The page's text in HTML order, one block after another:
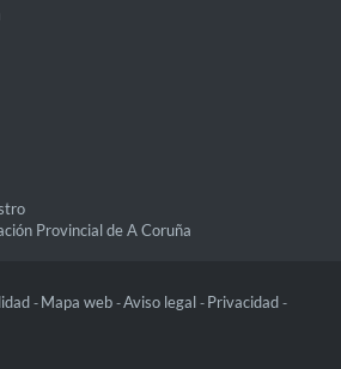
Provincial de A Coruña
- Mapa web -Aviso legal - Privacidad -